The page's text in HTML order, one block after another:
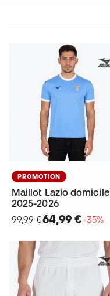
PROMOTION
Maillot Lazio domicile
2025-2026
99,99 €64,99 €−35%